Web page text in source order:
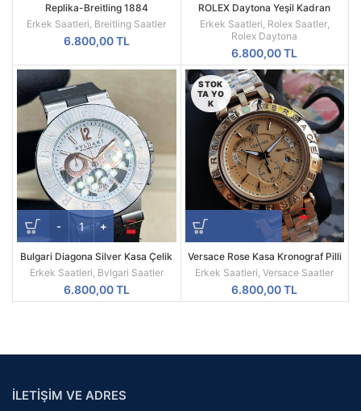
Replika-Breitling 1884
Chronometre Hasır Kordon Quartz
Mekanizma
Erkek Saatleri Breitling Saatler
6.800,00TL
ROLEX Daytona Yeşil Kadran
Silikon Kordon
Erkek Saatleri Rolex Saatler,
Rolex Daytona
6.800,00TL
Bulgari Diagona Silver Kasa Çelik
Besel Replika Erkek Kol Saati
Erkek Saatleri, Bvlgari Saatler
6.800,00TL
STOK
TA YO
K
Versace Rose Kasa Kronograf Pilli
Mekanizma Replika Erkek Kol
Saati
Erkek Saatleri,Versace Saatler
6.800,00TL
İLETİŞİM VE ADRES